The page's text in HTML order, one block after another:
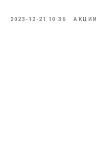
2023-12-21 10:36 АКЦИИ